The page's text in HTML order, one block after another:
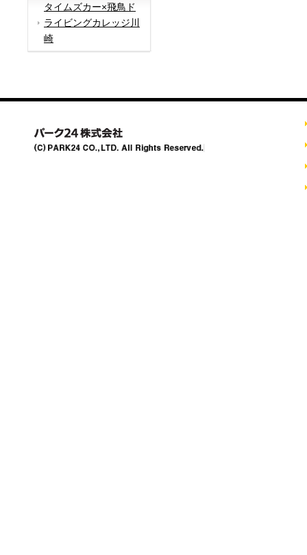
タイムズカー×飛鳥ド
ライビングカレッジ川
崎